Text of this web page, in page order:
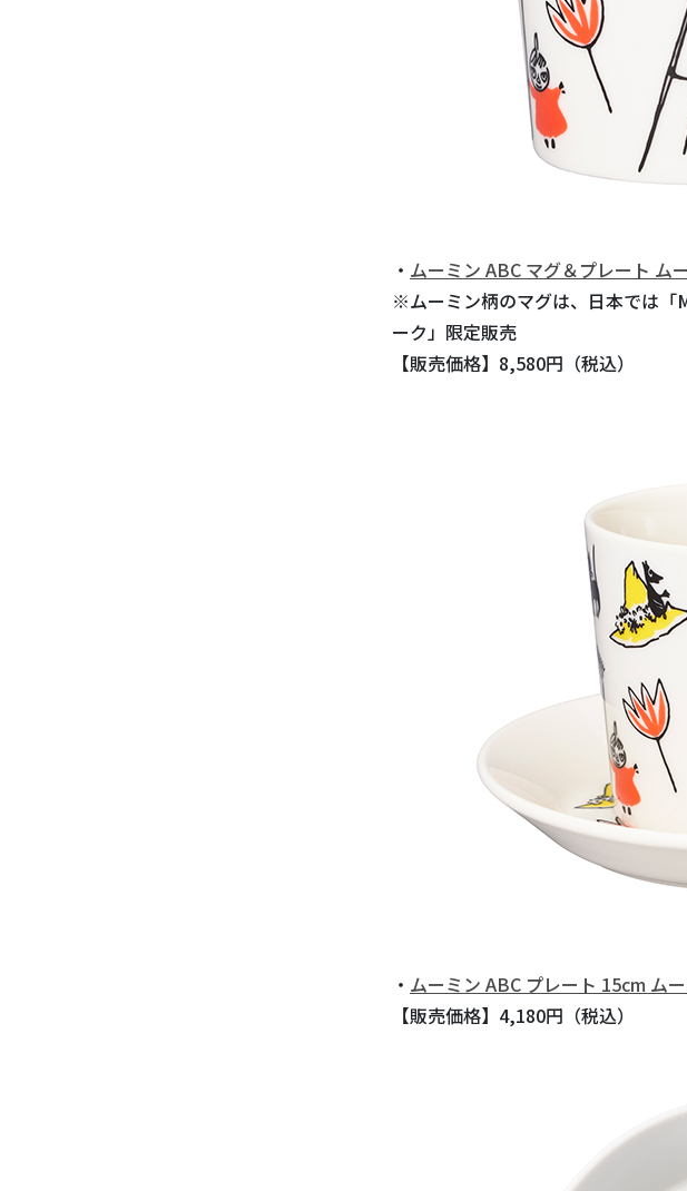
・ ムーミン ABC マグ＆プレート ム
※ムーミン柄のマグは、日本では「
ーク」限定販売
【販売価格】8,580円（税込）
・ ムーミン ABC プレート 15cm ム
【販売価格】4,180円（税込）